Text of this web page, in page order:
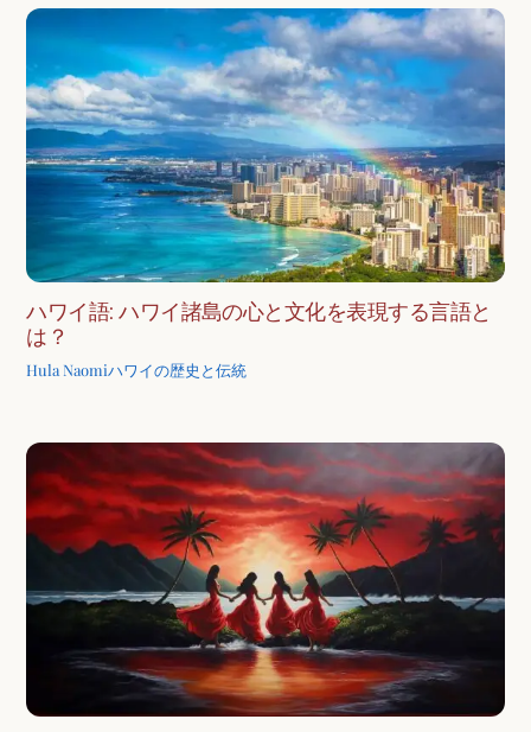
ハワイ語: ハワイ諸島の心と文化を表現する言語と
は？
Hula Naomiハワイの歴史と伝統